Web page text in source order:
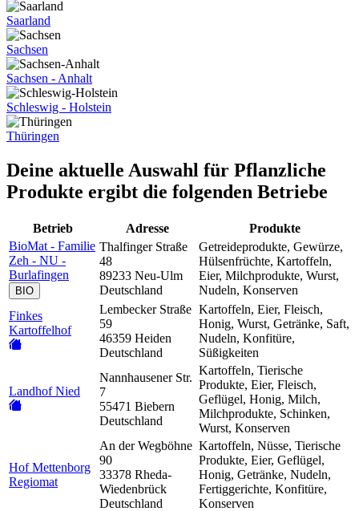
Saarland
Sachsen
Sachsen - Anhalt
Schleswig - Holstein
Thüringen
Deine aktuelle Auswahl für Pflanzliche
Produkte ergibt die folgenden Betriebe
Betrieb Adresse
Produkte
BioMat - Familie
Zeh - NU -
Burlafingen
BIO
Thalfinger Straße
48
89233 Neu-Ulm
Deutschland
Getreideprodukte, Gewürze,
Hülsenfrüchte, Kartoffeln,
Eier, Milchprodukte, Wurst,
Nudeln, Konserven
Finkes
Kartoffelhof
Lembecker Straße
59
46359 Heiden
Deutschland
Kartoffeln, Eier, Fleisch,
Honig, Wurst, Getränke, Saft,
Nudeln, Konfitüre,
Süßigkeiten
Landhof Nied
Nannhausener Str.
7
55471 Biebern
Deutschland
Kartoffeln, Tierische
Produkte, Eier, Fleisch,
Geflügel, Honig, Milch,
Milchprodukte, Schinken,
Wurst, Konserven
Hof Mettenborg
Regiomat
An der Wegböhne
90
33378 Rheda-
Wiedenbrück
Deutschland
Kartoffeln, Nüsse, Tierische
Produkte, Eier, Geflügel,
Honig, Getränke, Nudeln,
Fertiggerichte, Konfitüre,
Konserven